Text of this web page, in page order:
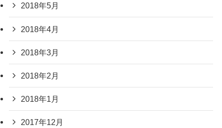
2018年5月
2018年4月
2018年3月
2018年2月
2018年1月
2017年12月